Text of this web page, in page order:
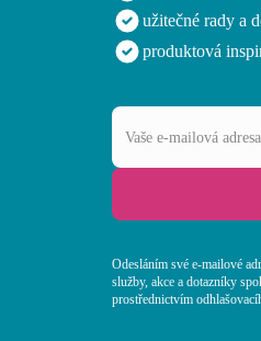
užitečné rady a
produktová
Vaše e-mailová
Odesláním své e-mailové
služby, akce a dotazníky
prostřednictvím